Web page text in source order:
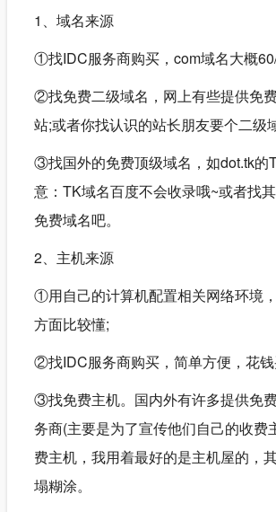
1、域名来源
①找IDC服务商购买，com域名大概
②找免费二级域名，网上有些提供免
站;或者你找认识的站长朋友要个二级
③找国外的免费顶级域名，如dot.tk的
意：TK域名百度不会收录哦~或者找
免费域名吧。
2、主机来源
①用自己的计算机配置相关网络环境
方面比较懂;
②找IDC服务商购买，简单方便，花
③找免费主机。国内外有许多提供免
务商(主要是为了宣传他们自己的收费
费主机，我用着最好的是主机屋的，
塌糊涂。